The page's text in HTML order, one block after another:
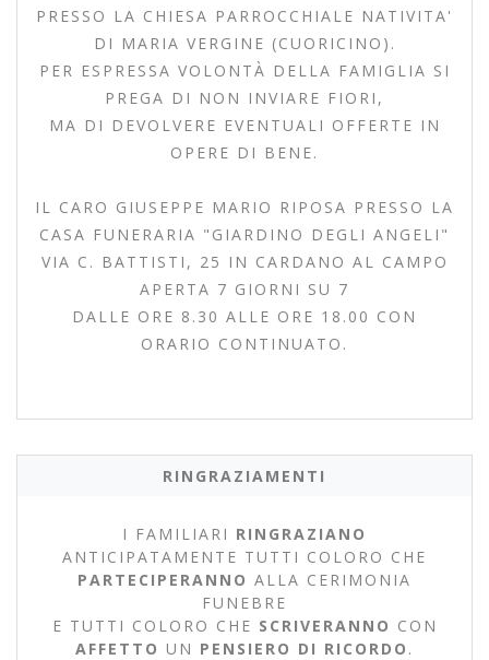
PRESSO LA CHIESA PARROCCHIALE NATIVITA'
DI MARIA VERGINE (CUORICINO).
PER ESPRESSA VOLONTÀ DELLA FAMIGLIA SI
PREGA DI NON INVIARE FIORI,
MA DI DEVOLVERE EVENTUALI OFFERTE IN
OPERE DI BENE.
IL CARO GIUSEPPE MARIO RIPOSA PRESSO LA
CASA FUNERARIA "GIARDINO DEGLI ANGELI"
VIA C. BATTISTI, 25 IN CARDANO AL CAMPO
APERTA 7 GIORNI SU 7
DALLE ORE 8.30 ALLE ORE 18.00 CON
ORARIO CONTINUATO.
RINGRAZIAMENTI
I FAMILIARI RINGRAZIANO
ANTICIPATAMENTE TUTTI COLORO CHE
PARTECIPERANNO ALLA CERIMONIA
FUNEBRE
E TUTTI COLORO CHE SCRIVERANNO CON
AFFETTO UN PENSIERO DI RICORDO .